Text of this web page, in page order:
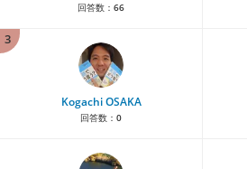
回答数： 66
3
Kogachi OSAKA
回答数： 0